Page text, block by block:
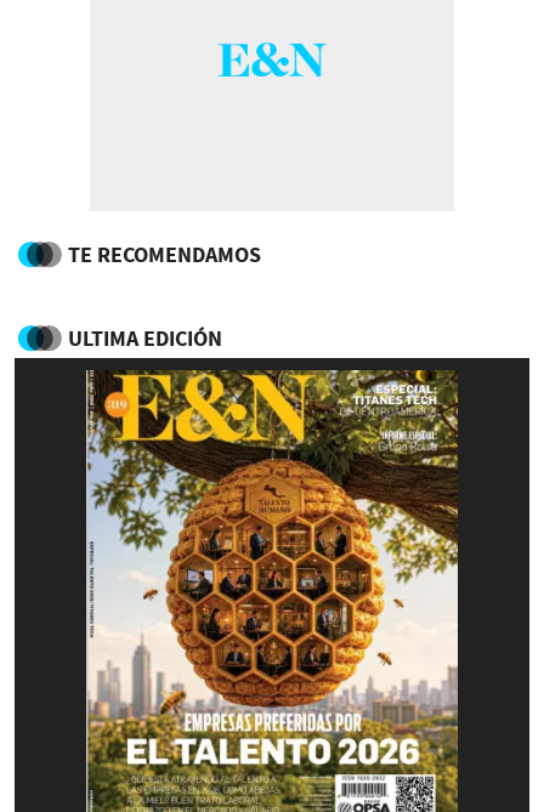
TE RECOMENDAMOS
ULTIMA EDICIÓN